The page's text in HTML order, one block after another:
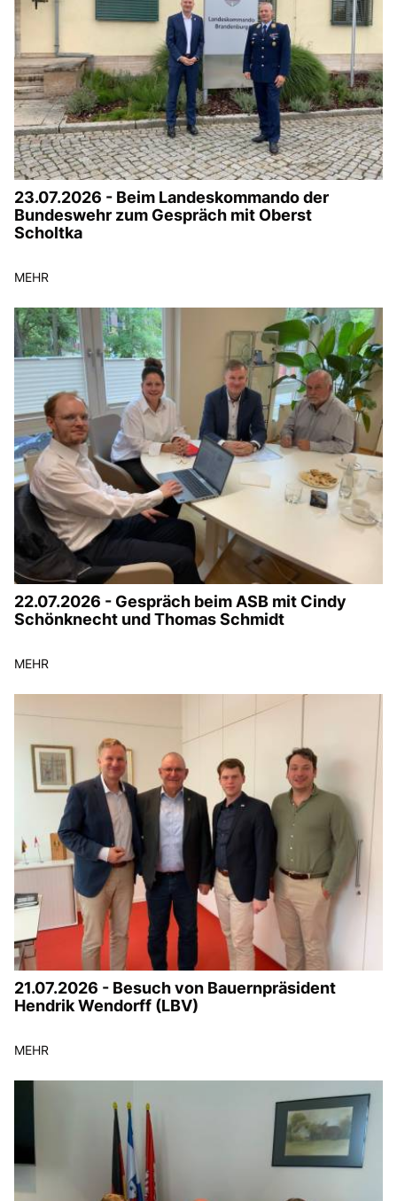
23.07.2026 - Beim Landeskommando der
Bundeswehr zum Gespräch mit Oberst
Scholtka
MEHR
22.07.2026 - Gespräch beim ASB mit Cindy
Schönknecht und Thomas Schmidt
MEHR
21.07.2026 - Besuch von Bauernpräsident
Hendrik Wendorff (LBV)
MEHR